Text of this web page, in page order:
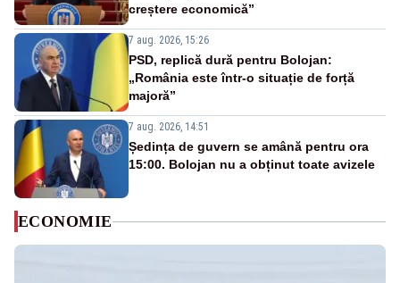
creștere economică”
7 aug. 2026, 15:26
PSD, replică dură pentru Bolojan:
„România este într-o situație de forță
majoră”
7 aug. 2026, 14:51
Ședința de guvern se amână pentru ora
15:00. Bolojan nu a obținut toate avizele
ECONOMIE